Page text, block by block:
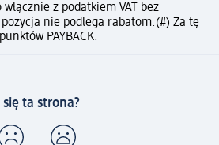
z podatkiem VAT bez
pozycja nie podlega rabatom.(#) Za tę
PAYBACK.
się ta strona?